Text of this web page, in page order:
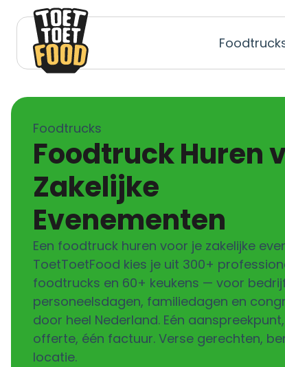
Foodtrucks
Foodtruck Huren voor
Zakelijke
Evenementen
Een foodtruck huren voor je zakelijke
ToetToetFood kies je uit 300+
foodtrucks en 60+ keukens — voor
personeelsdagen, familiedagen en
door heel Nederland. Eén
offerte, één factuur. Verse gerechten,
locatie.